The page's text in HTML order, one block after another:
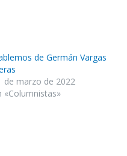
de Germán Vargas
de marzo de 2022
«Columnistas»